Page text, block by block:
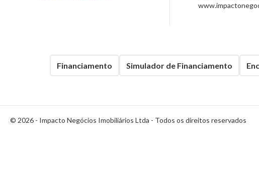
Financiamento Simulador de Financiamento
© 2026 - Impacto Negócios Imobiliários Ltda - Todos os direitos reservados